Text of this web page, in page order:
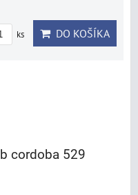
ks DO KOŠÍKA
cordoba 529